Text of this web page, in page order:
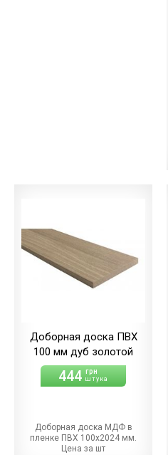
Доборная доска ПВХ
100 мм дуб золотой
444 грн
штука
Доборная доска МДФ в
пленке ПВХ 100х2024 мм.
Цена за шт